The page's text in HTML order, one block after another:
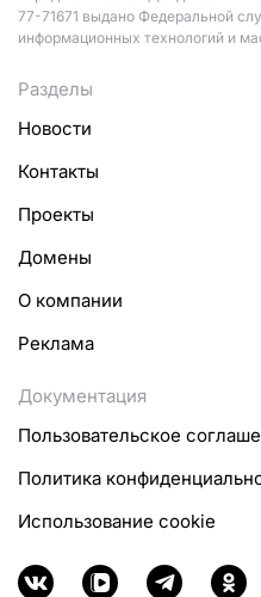
77-71671 выдано Федеральной
информационных технологий и
Разделы
Новости
Контакты
Проекты
Домены
О компании
Реклама
Документация
Пользовательское
Политика
Использование cookie